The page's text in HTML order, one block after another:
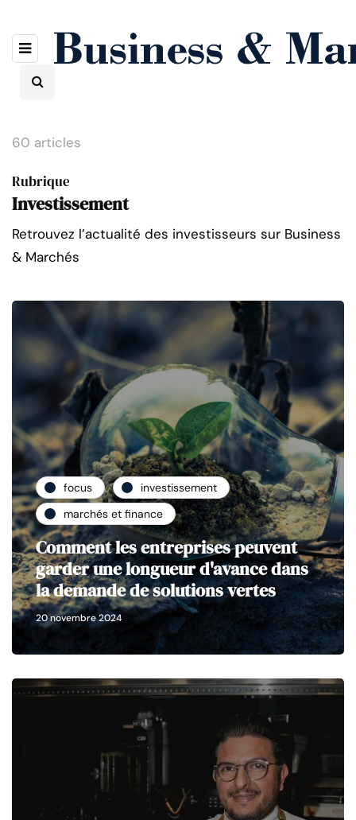
60 articles
Rubrique
Investissement
Retrouvez l’actualité des investisseurs sur Business
& Marchés
focus
investissement
marchés et finance
Comment les entreprises peuvent
garder une longueur d'avance dans
la demande de solutions vertes
20 novembre 2024